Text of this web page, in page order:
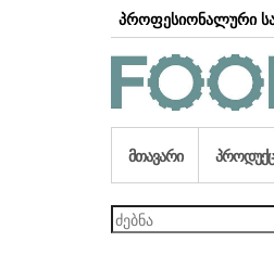
პროფესიონალური
ᲛᲗᲐᲕᲐᲠᲘ
ძებნა